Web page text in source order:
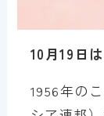
10月19日
1956年の